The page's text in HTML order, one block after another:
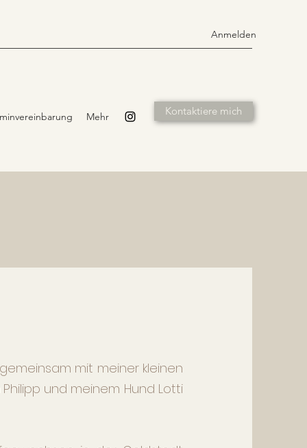
Anmelden
Mehr Kontaktiere mich
mit meiner kleinen
und meinem Hund Lotti